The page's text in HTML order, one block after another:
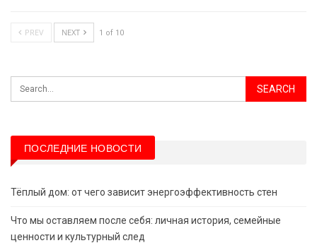
PREV NEXT 1 of 10
ПОСЛЕДНИЕ НОВОСТИ
Тёплый дом: от чего зависит энергоэффективность стен
Что мы оставляем после себя: личная история, семейные
ценности и культурный след